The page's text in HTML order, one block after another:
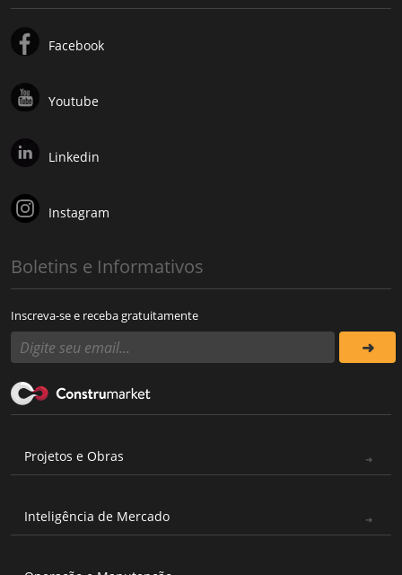
Facebook
Youtube
Linkedin
Instagram
Boletins e Informativos
Inscreva-se e receba gratuitamente
Projetos e Obras
Inteligência de Mercado